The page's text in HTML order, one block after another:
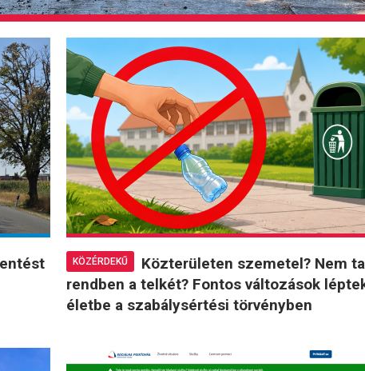
KÖZÉRDEKŰ
Közterületen szemetel? Nem
rendben a telkét? Fontos változások
életbe a szabálysértési törvényben